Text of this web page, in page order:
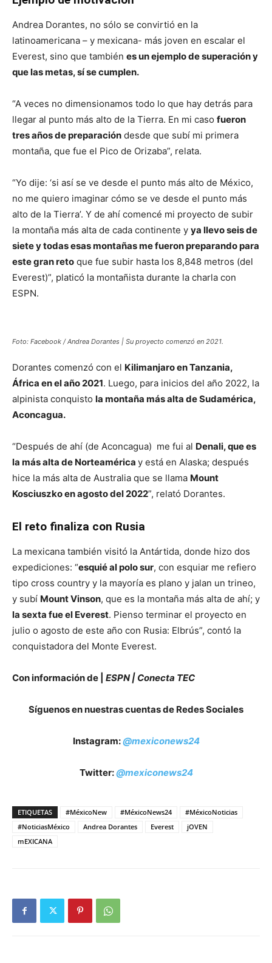
Andrea Dorantes, no sólo se convirtió en la
latinoamericana – y mexicana- más joven en escalar el
Everest, sino que también es un ejemplo de superación y
que las metas, sí se cumplen.
“A veces no dimensionamos todo lo que hay detrás para
llegar al punto más alto de la Tierra. En mi caso fueron
tres años de preparación desde que subí mi primera
montaña, que fue el Pico de Orizaba”, relata.
“Yo dije: ‘si así se ve desde el punto más alto de México,
no me quiero imaginar cómo se ve desde el punto más
alto de la Tierra’. Y de ahí comencé mi proyecto de subir
la montaña más alta de cada continente y ya llevo seis de
siete y todas esas montañas me fueron preparando para
este gran reto que fue subir hasta los 8,848 metros (del
Everest)”, platicó la montañista durante la charla con
ESPN.
Foto: Facebook / Andrea Dorantes | Su proyecto comenzó en 2021.
Dorantes comenzó con el Kilimanjaro en Tanzania,
África en el año 2021. Luego, para inicios del año 2022, la
alpinista conquisto la montaña más alta de Sudamérica,
Aconcagua.
“Después de ahí (de Aconcagua) me fui al Denali, que es
la más alta de Norteamérica y está en Alaska; después
hice la más alta de Australia que se llama Mount
Kosciuszko en agosto del 2022”, relató Dorantes.
El reto finaliza con Rusia
La mexicana también visitó la Antártida, donde hizo dos
expediciones: “esquié al polo sur, con esquiar me refiero
tipo cross country y la mayoría es plano y jalan un trineo,
y subí Mount Vinson, que es la montaña más alta de ahí; y
la sexta fue el Everest. Pienso terminar el proyecto en
julio o agosto de este año con Rusia: Elbrús”, contó la
conquistadora del Monte Everest.
Con información de | ESPN | Conecta TEC
Síguenos en nuestras cuentas de Redes Sociales
Instagram:@mexiconews24
Twitter:@mexiconews24
ETIQUETAS #MéxicoNew #MéxicoNews24
#MéxicoNoticias
#NoticiasMéxico
Andrea Dorantes Everest
jOVEN
mEXICANA